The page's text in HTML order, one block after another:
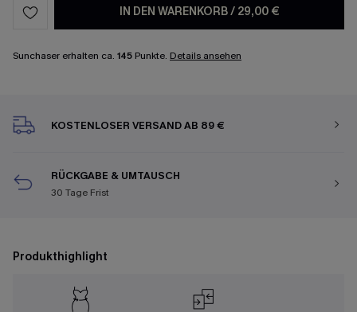
IN DEN WARENKORB/ 29,00 €
Sunchaser erhalten ca. 145 Punkte. Details ansehen
KOSTENLOSER VERSAND AB 89 €
RÜCKGABE & UMTAUSCH
30 Tage Frist
Produkthighlight